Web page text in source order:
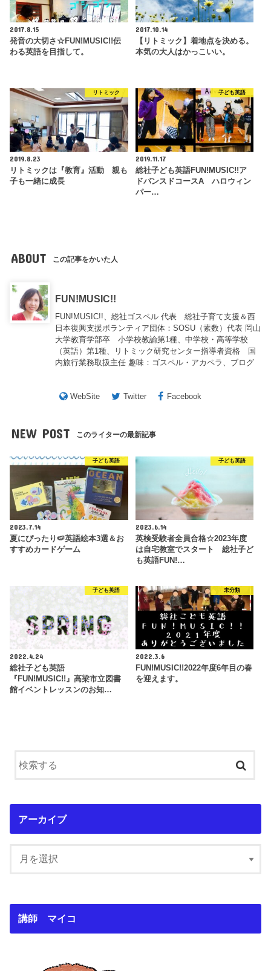
2017.8.15
発音の大切さ☆FUN!MUSIC!!伝
わる英語を目指して。
2017.10.14
【リトミック】着地点を決める。
本気の大人はかっこいい。
リトミック
2019.8.23
リトミックは『教育』活動 親も
子も一緒に成長
子ども英語
2019.11.17
総社子ども英語FUN!MUSIC!!ア
ドバンスドコースA ハロウィン
パー…
ABOUT この記事をかいた人
FUN!MUSIC!!
FUN!MUSIC!!、総社ゴスペル 代表 総社子育て支援＆西
日本復興支援ボランティア団体：SOSU（素数）代表 岡山
大学教育学部卒 小学校教諭第1種、中学校・高等学校
（英語）第1種、リトミック研究センター指導者資格 国
内旅行業務取扱主任 趣味：ゴスペル・アカペラ、ブログ
WebSite Twitter Facebook
NEW POST このライターの最新記事
子ども英語
2023.7.14
夏にぴったり🍉英語絵本3選＆お
すすめカードゲーム
子ども英語
2023.6.14
英検受験者全員合格☆2023年度
は自宅教室でスタート 総社子ど
も英語FUN!…
子ども英語
2022.4.24
総社子ども英語
『FUN!MUSIC!!』高梁市立図書
館イベントレッスンのお知…
未分類
2022.3.6
FUN!MUSIC!!2022年度6年目の春
を迎えます。
アーカイブ
講師 マイコ